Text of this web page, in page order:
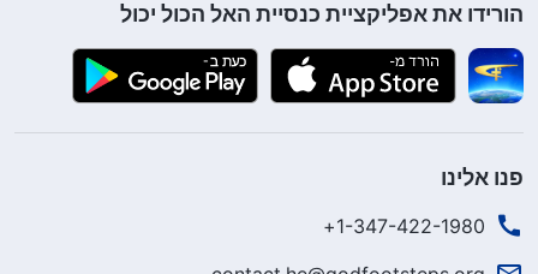
הורידו את אפליקציית כנסיית האל הכול יכול
פנו אלינו
1-347-422-1980+